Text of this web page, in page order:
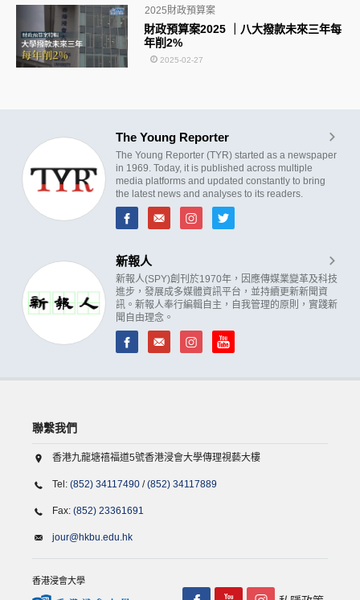
財政預算案2025 ｜八大撥款未來三年每
年削2%
2025財政預算案
2025-02-27
The Young Reporter
The Young Reporter (TYR) started as a newspaper
in 1969. Today, it is published across multiple
media platforms and updated constantly to bring
the latest news and analyses to its readers.
新報人
新報人(SPY)創刊於1970年，因應傳媒業變革及科技
進步，發展成多媒體資訊平台，並持續更新新聞資
訊。新報人奉行編輯自主，自我管理的原則，實踐新
聞自由理念。
聯繫我們
香港九龍塘禧福道5號香港浸會大學傳理視藝大樓
Tel: (852) 34117490 /(852) 34117889
Fax: (852) 23361691
jour@hkbu.edu.hk
香港浸會大學